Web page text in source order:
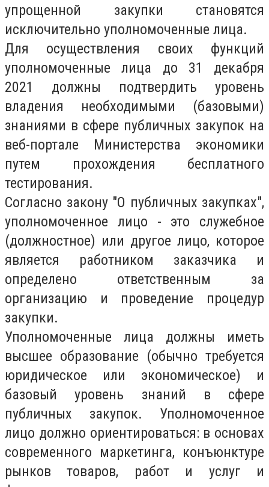
упрощенной закупки становятся
исключительно уполномоченные лица.
Для осуществления своих функций
уполномоченные лица до 31 декабря
2021 должны подтвердить уровень
владения необходимыми (базовыми)
знаниями в сфере публичных закупок на
веб-портале Министерства экономики
путем прохождения бесплатного
тестирования.
Согласно закону "О публичных закупках",
уполномоченное лицо - это служебное
(должностное) или другое лицо, которое
является работником заказчика и
определено ответственным за
организацию и проведение процедур
закупки.
Уполномоченные лица должны иметь
высшее образование (обычно требуется
юридическое или экономическое) и
базовый уровень знаний в сфере
публичных закупок. Уполномоченное
лицо должно ориентироваться: в основах
современного маркетинга, конъюнктуре
рынков товаров, работ и услуг и